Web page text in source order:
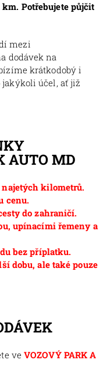
Potřebujete půjčit
mezi
dodávek na
krátkodobý i
účel, ať již
AUTO MD
najetých kilometrů.
cenu.
do zahraničí.
upínacími řemeny a
bez příplatku.
dobu, ale také pouze
veVOZOVÝ PARK A